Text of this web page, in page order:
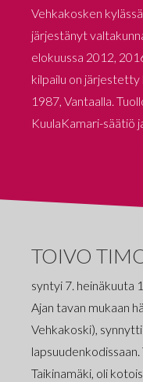
Vehkakosken
järjestänyt
elokuussa 2012,
kilpailu on järjestetty
1987, Vantaalla.
KuulaKamari-säätiö
TOIVO
syntyi 7. heinäkuuta
Ajan tavan mukaan
Vehkakoski),
Taikinamäki, oli